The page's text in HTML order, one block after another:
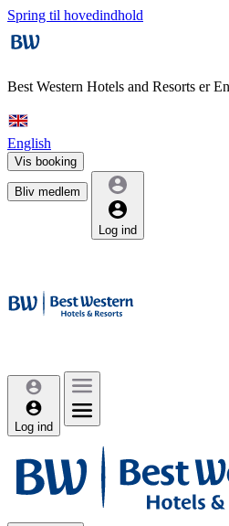
Spring til hovedindhold
Best Western Hotels and Resorts er
English
Vis booking
Bliv medlem
Log ind
Log ind